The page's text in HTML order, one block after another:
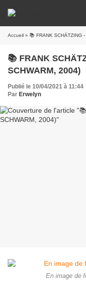
Accueil » 📚 FRANK SCHÄTZING
📚 FRANK
SCHWARM, 2004)
Publié le 10/04/2021 à 11:44
Par Erwelyn
En image de